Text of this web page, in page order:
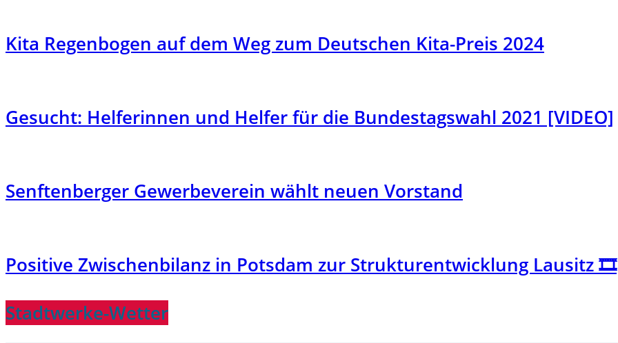
Kita Regenbogen auf dem Weg zum Deutschen Kita-Preis 2024
Gesucht: Helferinnen und Helfer für die Bundestagswahl 2021 [VIDEO]
Senftenberger Gewerbeverein wählt neuen Vorstand
Positive Zwischenbilanz in Potsdam zur Strukturentwicklung Lausitz 🎞️
Stadtwerke-Wetter